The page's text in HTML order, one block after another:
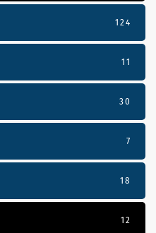
124
11
30
7
18
12